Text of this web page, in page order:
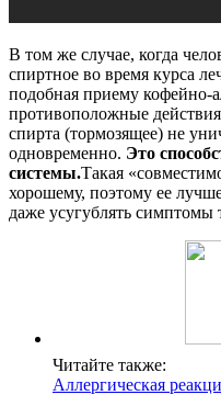
В том же случае, когда
спиртное во время курса
подобная приему кофейно-
противоположные
спирта (тормозящее) не
одновременно. Это
системы.Такая
хорошему, поэтому ее
даже усугублять симптомы
Читайте также:
Аллергическая